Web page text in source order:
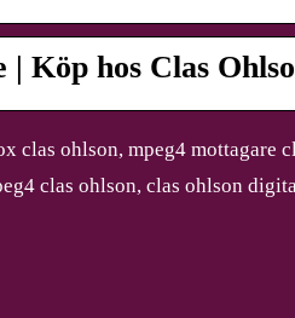
Köp hos Clas
ohlson, mpeg4 mottagare
clas ohlson, clas ohlson